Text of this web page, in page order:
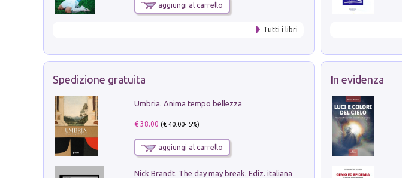
aggiungi al carrello
Tutti i libri
Spedizione gratuita
Umbria. Anima tempo bellezza
€ 38.00 (€40.00- 5%)
aggiungi al carrello
Nick Brandt. The day may break. Ediz. italiana
In evidenza